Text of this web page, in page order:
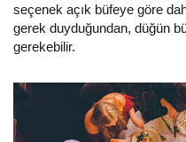
seçenek açık büfeye göre
gerek duyduğundan, düğün
gerekebilir.